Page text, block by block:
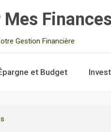
Finances
Gestion Financière
et Budget